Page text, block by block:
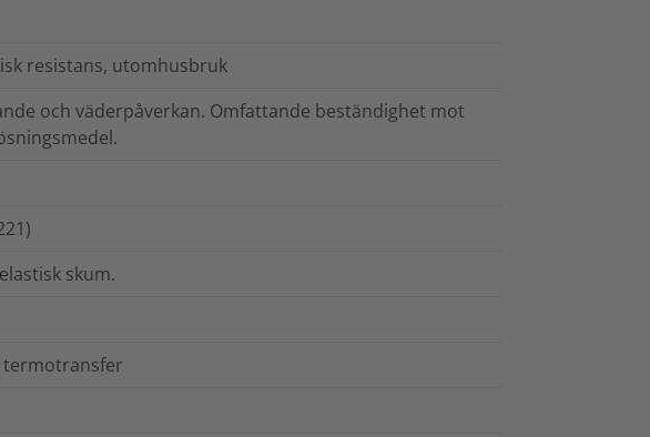
resistans, utomhusbruk
och väderpåverkan. Omfattande beständighet mot
skum.